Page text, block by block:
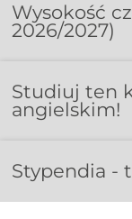
Wysokość
2026/2027)
Studiuj ten
angielskim!
Stypendia -